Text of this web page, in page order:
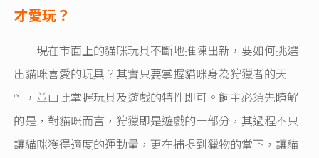
才愛玩？
現在市面上的貓咪玩具不斷地推陳出新，要如何挑選
出貓咪喜愛的玩具？其實只要掌握貓咪身為狩獵者的天
性，並由此掌握玩具及遊戲的特性即可。飼主必須先瞭解
的是，對貓咪而言，狩獵即是遊戲的一部分，其過程不只
讓貓咪獲得適度的運動量，更在捕捉到獵物的當下，讓貓